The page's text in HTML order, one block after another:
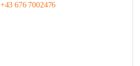
+43 676 7002476